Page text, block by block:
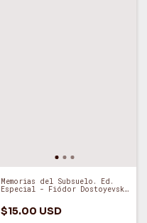
Memorias del Subsuelo. Ed.
Especial - Fiódor Dostoyevski
$15.00 USD